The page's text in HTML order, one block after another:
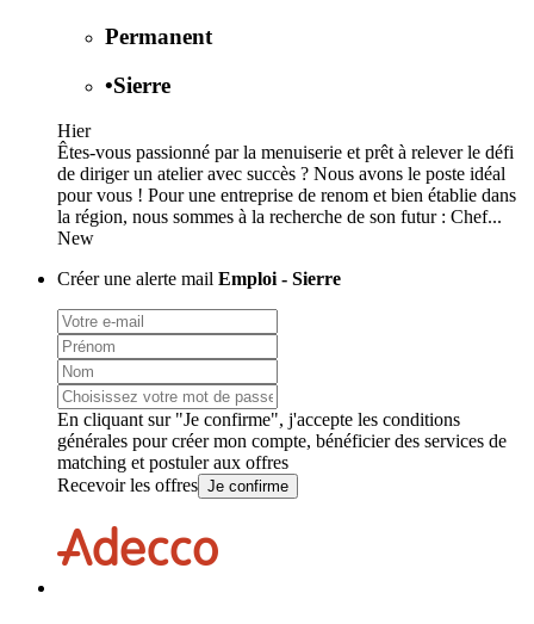
Permanent
•Sierre
Hier
Êtes-vous passionné par la menuiserie et prêt à relever le défi
de diriger un atelier avec succès ? Nous avons le poste idéal
pour vous ! Pour une entreprise de renom et bien établie dans
la région, nous sommes à la recherche de son futur : Chef...
New
Créer une alerte mail Emploi - Sierre
En cliquant sur "Je confirme", j'accepte les conditions
générales pour créer mon compte, bénéficier des services de
matching et postuler aux offres
Recevoir les offres Je confirme